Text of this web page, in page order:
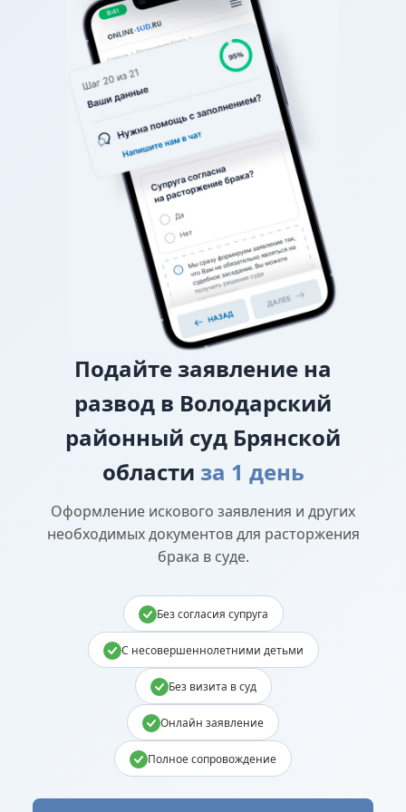
общение. Если вы не можете договориться о
графике (например, в какие дни недели, на сколько
часов, с ночевкой или без), спор разрешает
районный суд.
О взыскании алиментов
Если нет соглашения об
уплате алиментов, заверенного у нотариуса, то
требование о взыскании алиментов заявляется в
исковом заявлении о разводе.
О лишении или ограничении родительских
Подайте заявление на
развод в Володарский
районный суд Брянской
области за 1 день
Оформление искового заявления и других
необходимых документов для расторжения
брака в суде.
Без согласия супруга
С несовершеннолетними детьми
Без визита в суд
Онлайн заявление
Полное сопровождение